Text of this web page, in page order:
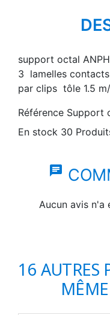
support octal
3 lamelles
par clips tôle 1.5
Référence Support
En stock 30
chat
Aucun avis n'a
16 AUTRES